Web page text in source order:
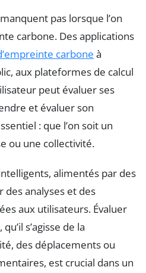
pas lorsque l’on
carbone. Des applications
carbone à
aux plateformes de calcul
peut évaluer ses
et évaluer son
: que l’on soit un
ou une collectivité.
alimentés par des
analyses et des
aux utilisateurs. Évaluer
s’agisse de la
des déplacements ou
est crucial dans un